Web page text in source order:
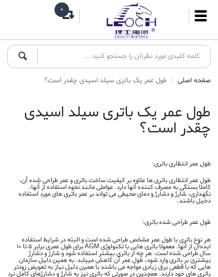
0
صفحه اصلی طول عمر یک باتری سیلد اسیدی چقدر است؟
طول عمر یک باتری سیلد اسیدی
چقدر است؟
طول عمر انتظاری باتری:
طول عمر انتظاری باتری ها علاوه بر کیفیت ساخت باتری و عمر طراحی شده آن،
کاملا بستگی به مصرف کننده آنها دارد. عواملی مانند نحوه استفاده از آنها،
نگهداری، شارژ و دشارژ و دمای محیطی می تواند بر عمر باتری های مورد استفاده
دخیل باشند.
طول عمر طراحی شده باتری:
هر نوع باتری با طول عمر مشخص طراحی شده است و البته در شرایط استفاده
ایده‌آل از آنها. معمولا باتری هایی با تکنولوژی AGM برای طول عمری برابر 5 تا 10
سال طراحی شده است. هر چه از باتری بیشتر استفاده شود و شارژ و دشارژ
بیشتری بر باتری وارد شود، طول عمر آن کاهش مییابد. به همین دلیل سازمان
هایی که با قطعی برق زیادی مواجه می باشند با همین دلیل نیاز به تعویض زودتر
باتری های خود دارند. همچنین در صورتی که باتری نیز به شارژ و دشارژهای کامل نرد